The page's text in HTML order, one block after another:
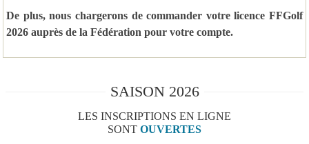
De plus, nous chargerons de commander votre licence FFGolf
2026 auprès de la Fédération pour votre compte.
SAISON 2026
LES INSCRIPTIONS EN LIGNE
SONT OUVERTES